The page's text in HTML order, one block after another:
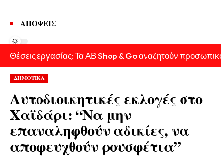
ΑΠΟΨΕΙΣ
Θέσεις εργασίας: Τα ΑΒ Shop & Go αναζητούν
ΔΗΜΟΤΙΚΑ
Αυτοδιοικητικές εκλογές στο
Χαϊδάρι: “Να μην
επαναληφθούν αδικίες, να
αποφευχθούν ρουσφέτια”